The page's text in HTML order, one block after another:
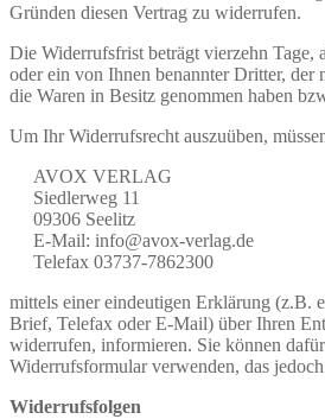
Gründen diesen Vertrag zu widerrufen.
Die Widerrufsfrist beträgt vierzehn Tage,
oder ein von Ihnen benannter Dritter, der
die Waren in Besitz genommen haben
Um Ihr Widerrufsrecht auszuüben,
AVOX VERLAG
Siedlerweg 11
09306 Seelitz
E-Mail: info@avox-verlag.de
Telefax 03737-7862300
mittels einer eindeutigen Erklärung (z.B.
Brief, Telefax oder E-Mail) über Ihren
widerrufen, informieren. Sie können
Widerrufsformular verwenden, das
Widerrufsfolgen